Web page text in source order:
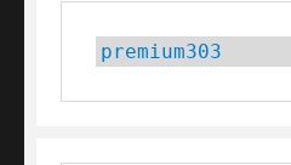
premium303